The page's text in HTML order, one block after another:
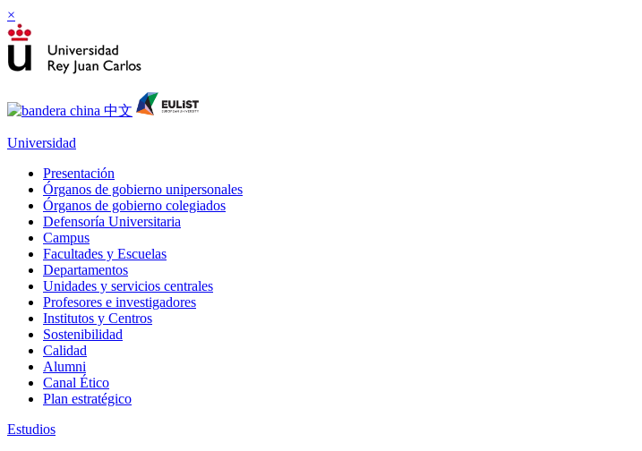
×
Universidad
Presentación
Órganos de gobierno unipersonales
Órganos de gobierno colegiados
Defensoría Universitaria
Campus
Facultades y Escuelas
Departamentos
Unidades y servicios centrales
Profesores e investigadores
Institutos y Centros
Sostenibilidad
Calidad
Alumni
Canal Ético
Plan estratégico
Estudios